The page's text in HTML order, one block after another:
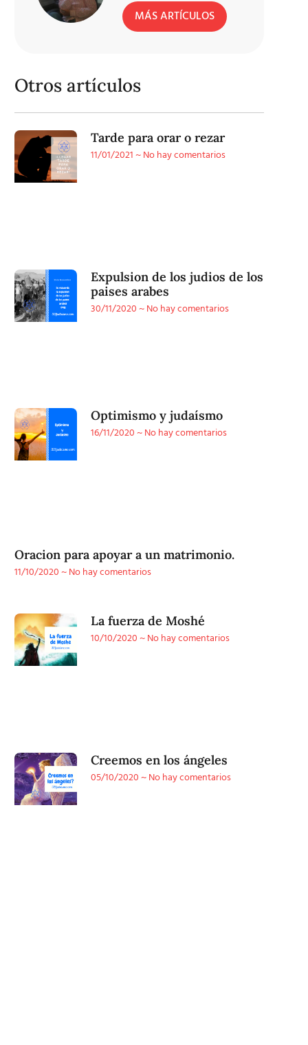
MÁS ARTÍCULOS
Otros artículos
Tarde para orar o rezar
11/01/2021 No hay comentarios
Expulsion de los judios de los
paises arabes
30/11/2020 No hay comentarios
Optimismo y judaísmo
16/11/2020 No hay comentarios
Oracion para apoyar a un matrimonio.
11/10/2020 No hay comentarios
La fuerza de Moshé
10/10/2020 No hay comentarios
Creemos en los ángeles
05/10/2020 No hay comentarios